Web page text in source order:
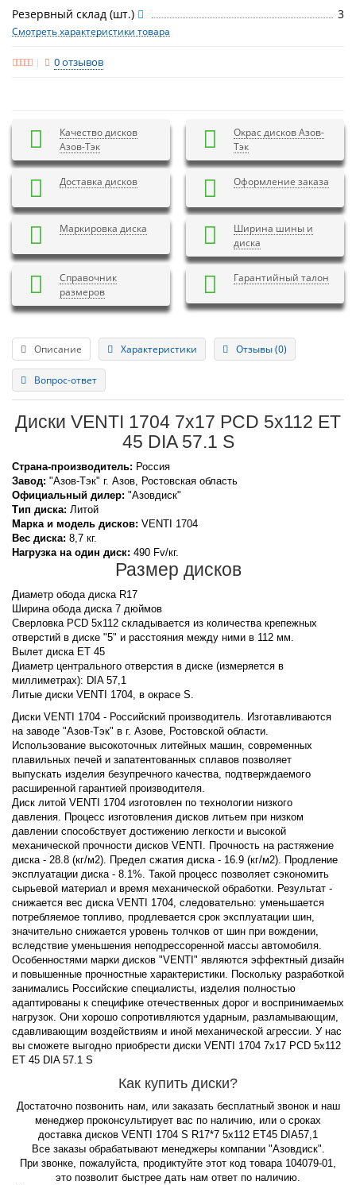
Резервный склад (шт.) 3
Смотреть характеристики товара
0 отзывов
Качество дисков
Азов-Тэк
Окрас дисков Азов-
Тэк
Доставка дисков Оформление заказа
Маркировка диска
Ширина шины и
диска
Справочник
размеров
Гарантийный талон
Описание Характеристики Отзывы (0)
Вопрос-ответ
Диски VENTI 1704 7x17 PCD 5x112 ET
45 DIA 57.1 S
Страна-производитель: Россия
Завод: "Азов-Тэк" г. Азов, Ростовская область
Официальный дилер: "Азовдиск"
Тип диска: Литой
Марка и модель дисков: VENTI 1704
Вес диска: 8,7 кг.
Нагрузка на один диск: 490 Fv/кг.
Размер дисков
Диаметр обода диска R17
Ширина обода диска 7 дюймов
Сверловка PCD 5x112 складывается из количества крепежных
отверстий в диске "5" и расстояния между ними в 112 мм.
Вылет диска ET 45
Диаметр центрального отверстия в диске (измеряется в
миллиметрах): DIA 57,1
Литые диски VENTI 1704, в окрасе S.
Диски VENTI 1704 - Российский производитель. Изготавливаются
на заводе "Азов-Тэк" в г. Азове, Ростовской области.
Использование высокоточных литейных машин, современных
плавильных печей и запатентованных сплавов позволяет
выпускать изделия безупречного качества, подтверждаемого
расширенной гарантией производителя.
Диск литой VENTI 1704 изготовлен по технологии низкого
давления. Процесс изготовления дисков литьем при низком
давлении способствует достижению легкости и высокой
механической прочности дисков VENTI. Прочность на растяжение
диска - 28.8 (кг/м2). Предел сжатия диска - 16.9 (кг/м2). Продление
эксплуатации диска - 8.1%. Такой процесс позволяет сэкономить
сырьевой материал и время механической обработки. Результат -
снижается вес диска VENTI 1704, следовательно: уменьшается
потребляемое топливо, продлевается срок эксплуатации шин,
значительно снижается уровень толчков от шин при вождении,
вследствие уменьшения неподрессоренной массы автомобиля.
Особенностями марки дисков "VENTI" являются эффектный дизайн
и повышенные прочностные характеристики. Поскольку разработкой
занимались Российские специалисты, изделия полностью
адаптированы к специфике отечественных дорог и воспринимаемых
нагрузок. Они хорошо сопротивляются ударным, разламывающим,
сдавливающим воздействиям и иной механической агрессии. У нас
вы сможете выгодно приобрести диски VENTI 1704 7x17 PCD 5x112
ET 45 DIA 57.1 S
Как купить диски?
Достаточно позвонить нам, или заказать бесплатный звонок и наш
менеджер проконсультирует вас по наличию, или о сроках
доставка дисков VENTI 1704 S R17*7 5x112 ET45 DIA57,1
Все заказы обрабатывают менеджеры компании "Азовдиск".
При звонке, пожалуйста, продиктуйте этот код товара 104079-01,
это позволит быстрее дать нам ответ по наличию.